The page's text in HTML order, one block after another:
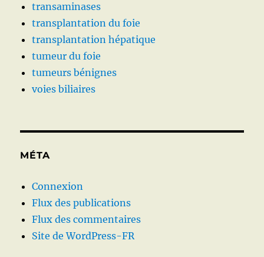
transaminases
transplantation du foie
transplantation hépatique
tumeur du foie
tumeurs bénignes
voies biliaires
MÉTA
Connexion
Flux des publications
Flux des commentaires
Site de WordPress-FR